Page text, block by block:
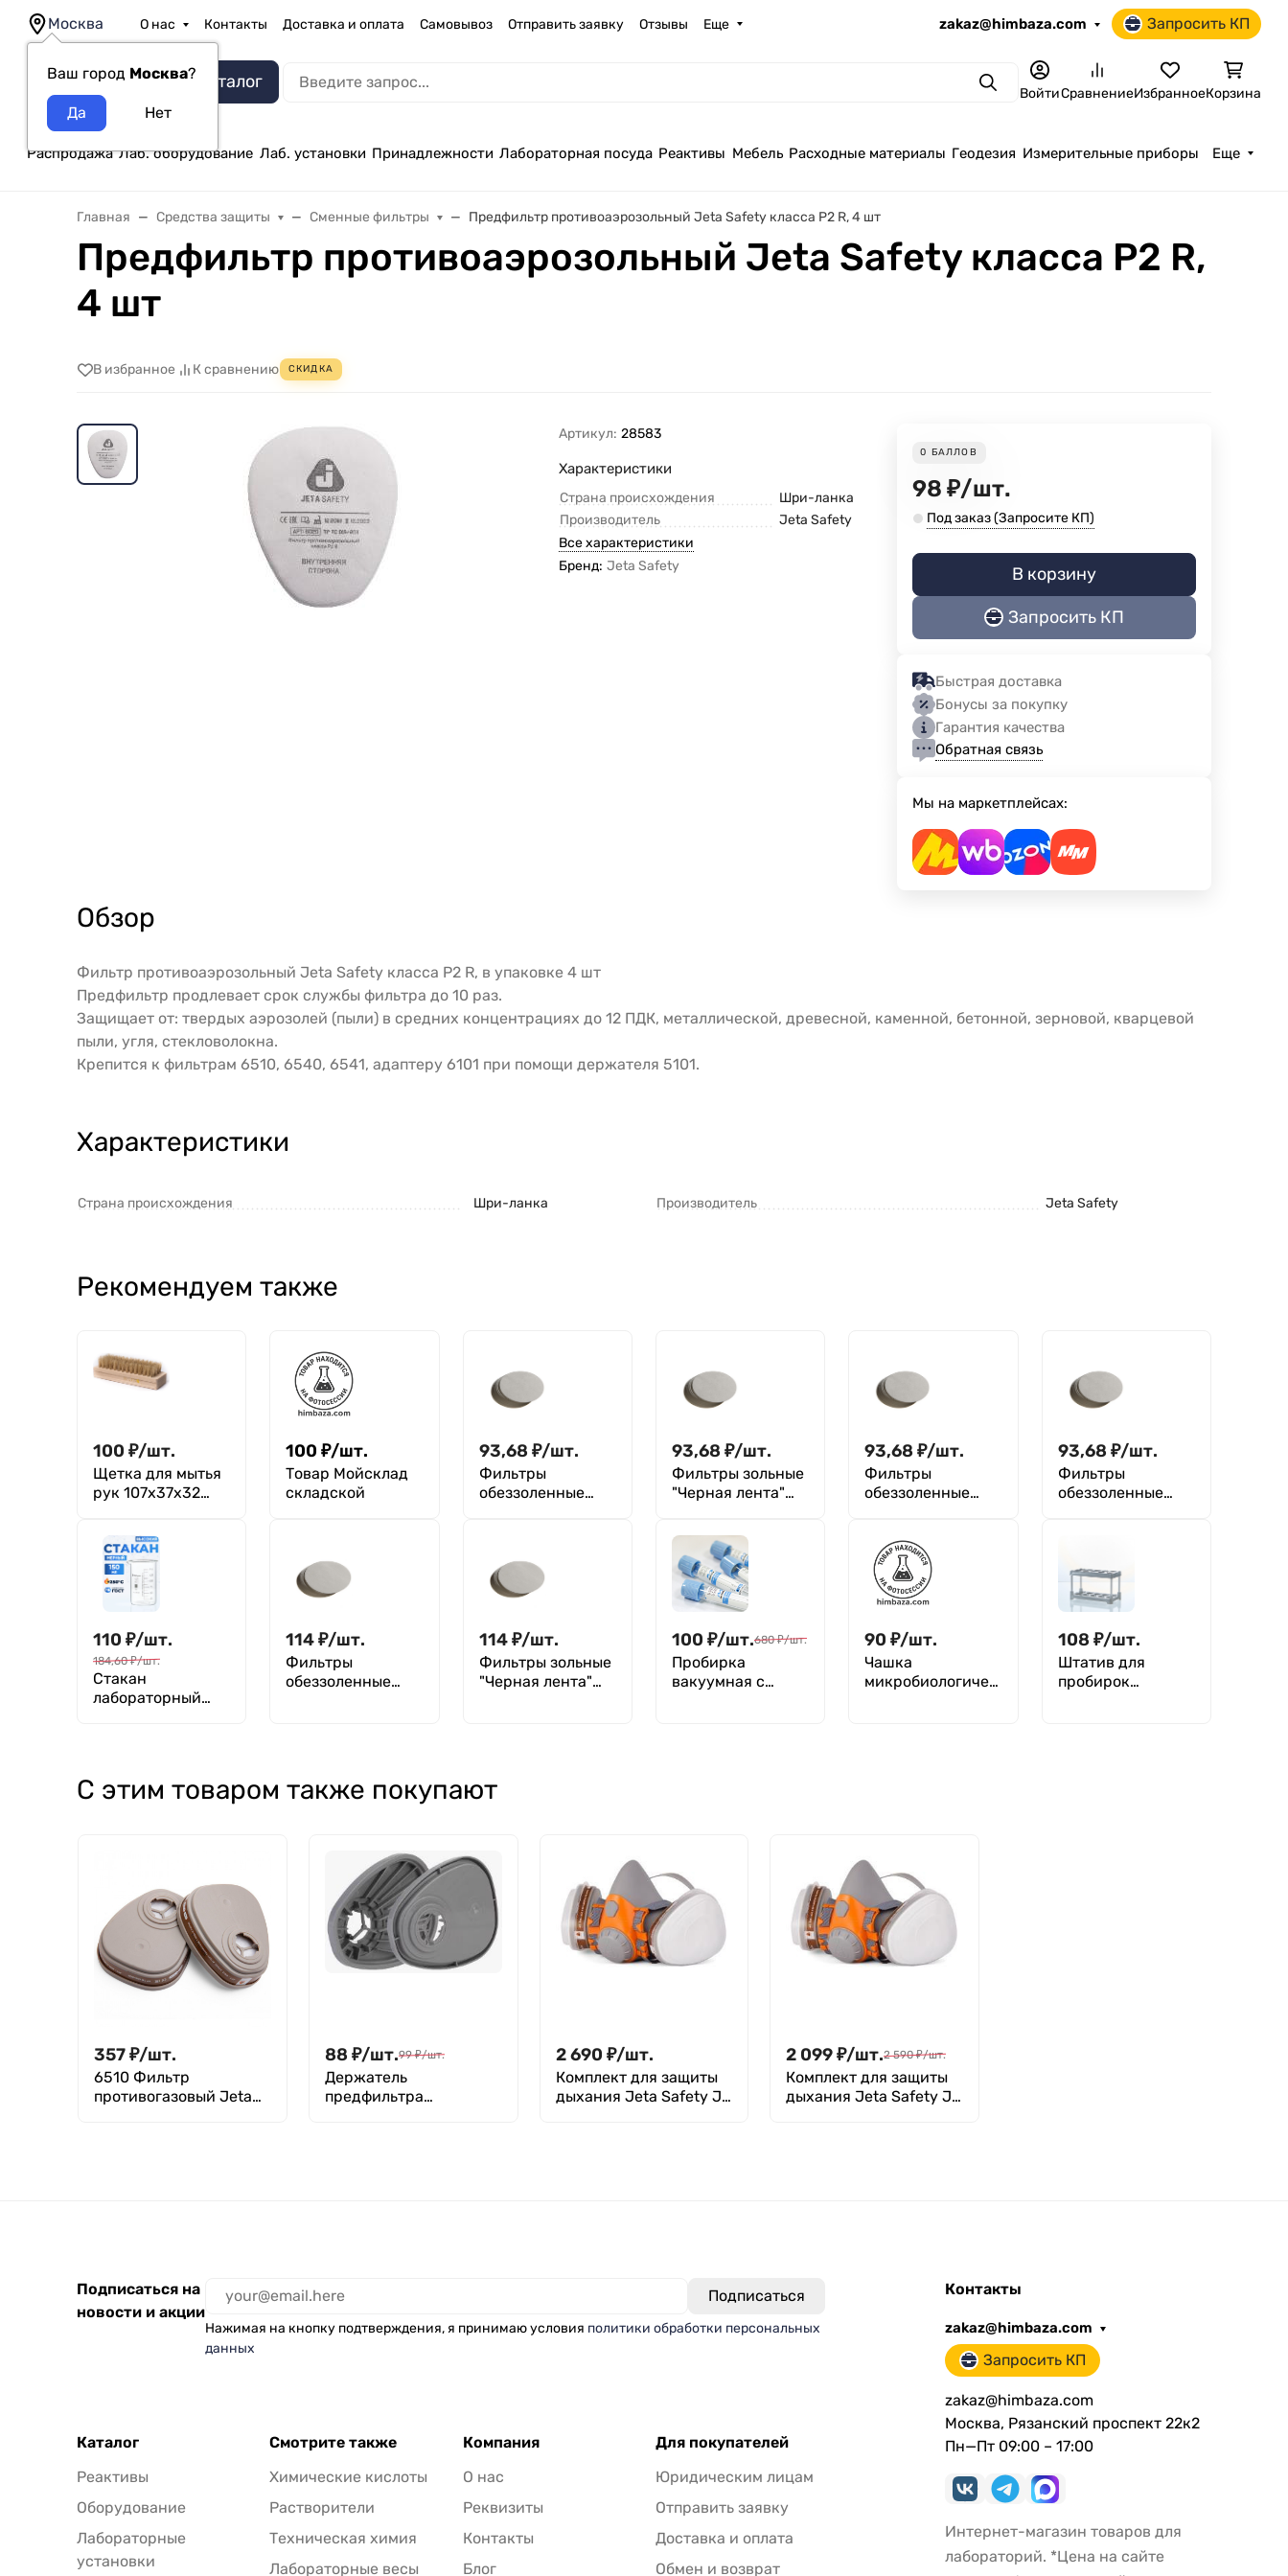
Москва
Ваш город Москва?
О нас Контакты Доставка и оплата Самовывоз Отправить заявку Отзывы Еще zakaz@himbaza.com Запросить КП
Каталог ПоискВойтиСравнениеИзбранноеКорзина
Распродажа Лаб. оборудование Лаб. установки Принадлежности Лабораторная посуда Реактивы Мебель Расходные материалы Геодезия Измерительные приборы Еще
Главная Средства защиты Сменные фильтры Предфильтр противоаэрозольный Jeta Safety класса P2 R, 4 шт
Предфильтр противоаэрозольный Jeta Safety класса P2 R,
4 шт
В избранное К сравнению СКИДКА
Артикул: 28583
Характеристики
Страна происхождения
Шри-ланка
Производитель
Jeta Safety
Все характеристики
Бренд: Jeta Safety
0 БАЛЛОВ
98 ₽/шт.
Под заказ (Запросите КП)
В корзину
Запросить КП
Быстрая доставка
Бонусы за покупку
Гарантия качества
Обратная связь
Мы на маркетплейсах:
Обзор
Фильтр противоаэрозольный Jeta Safety класса P2 R, в упаковке 4 шт
Предфильтр продлевает срок службы фильтра до 10 раз.
Защищает от: твердых аэрозолей (пыли) в средних концентрациях до 12 ПДК, металлической, древесной, каменной, бетонной, зерновой, кварцевой
пыли, угля, стекловолокна.
Крепится к фильтрам 6510, 6540, 6541, адаптеру 6101 при помощи держателя 5101.
Характеристики
Страна происхождения Шри-ланка Производитель Jeta Safety
Рекомендуем также
100 ₽/шт.
Щетка для мытья
рук 107х37х32
щетины 1с17
100 ₽/шт.
Товар Мойсклад
складской
93,68 ₽/шт.
Фильтры
обеззоленные
93,68 ₽/шт.
Фильтры зольные
"Черная лента"
93,68 ₽/шт.
Фильтры
обеззоленные
93,68 ₽/шт.
Фильтры
обеззоленные
110 ₽/шт.
184,60 ₽/шт.
Стакан
лабораторный
114₽/шт.
Фильтры
обеззоленные
114₽/шт.
Фильтры зольные
"Черная лента"
100 ₽/шт.680 ₽/шт.
Пробирка
вакуумная с
90 ₽/шт.
Чашка
микробиологичес
108 ₽/шт.
Штатив для
пробирок
С этим товаром также покупают
357₽/шт.
6510 Фильтр
противогазовый Jeta
88 ₽/шт.99 ₽/шт.
Держатель
предфильтра
2 690 ₽/шт.
Комплект для защиты
дыхания Jeta Safety J-
2 099₽/шт.2 590 ₽/шт.
Комплект для защиты
дыхания Jeta Safety J-
Подписаться на
новости и акции
Нажимая на кнопку подтверждения, я принимаю условия политики обработки персональных
данных
Каталог
Реактивы
Оборудование
Лабораторные
установки
Смотрите также
Химические кислоты
Растворители
Техническая химия
Лабораторные весы
Компания
О нас
Реквизиты
Контакты
Блог
Для покупателей
Юридическим лицам
Отправить заявку
Доставка и оплата
Обмен и возврат
Контакты
zakaz@himbaza.com
Запросить КП
zakaz@himbaza.com
Москва, Рязанский проспект 22к2
Пн—Пт 09:00 – 17:00
Интернет-магазин товаров для
лабораторий. *Цена на сайте